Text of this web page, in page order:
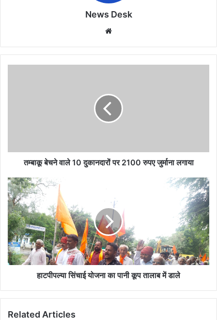
News Desk
जुर्माना
तम्बाकू बेचने वाले 10 दुकानदारों पर 2100 रुपए जुर्माना लगाया
हाटपीपल्या
सिंचाई
योजना
का
पानी
कूप
तालाब
में
डाले
हाटपीपल्या सिंचाई योजना का पानी कूप तालाब में डाले
Related Articles